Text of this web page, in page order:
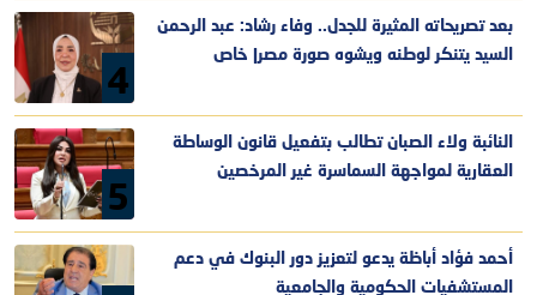
4
بعد تصريحاته المثيرة للجدل.. وفاء رشاد: عبد الرحمن
السيد يتنكر لوطنه ويشوه صورة مصر| خاص
5
النائبة ولاء الصبان تطالب بتفعيل قانون الوساطة
العقارية لمواجهة السماسرة غير المرخصين
أحمد فؤاد أباظة يدعو لتعزيز دور البنوك في دعم
المستشفيات الحكومية والجامعية